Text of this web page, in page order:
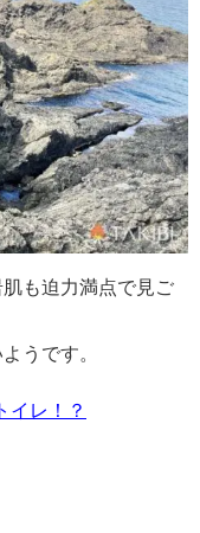
も迫力満点で見ご
うです。
イレ！？